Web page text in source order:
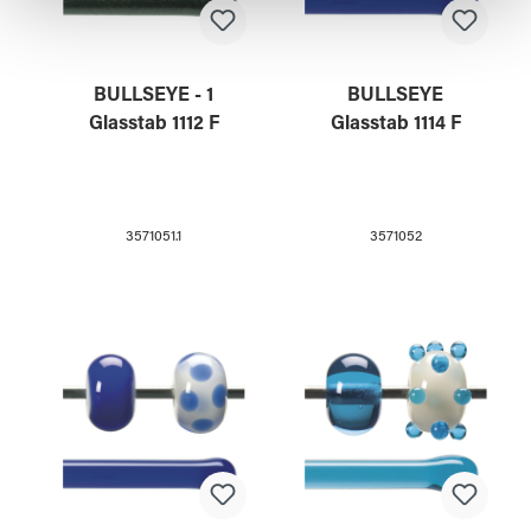
BULLSEYE - 1
Glasstab 1112 F
3571051.1
BULLSEYE
Glasstab 1114 F
3571052